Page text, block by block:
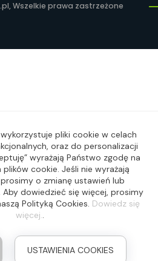
Wszelkie prawa zastrzeżone
pliki cookie w celach
oraz do personalizacji
wyrażają Państwo zgodę na
cookie. Jeśli nie wyrażają
o zmianę ustawień lub
Aby dowiedzieć się więcej, prosimy
Polityką Cookies. Dowiedz się
więcej..
USTAWIENIA COOKIES